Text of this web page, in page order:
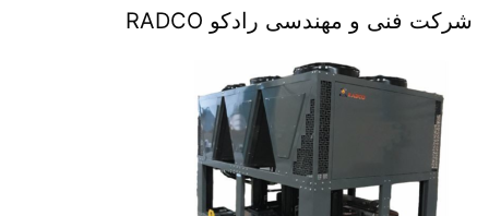
شرکت فنی و مهندسی رادکو RADCO